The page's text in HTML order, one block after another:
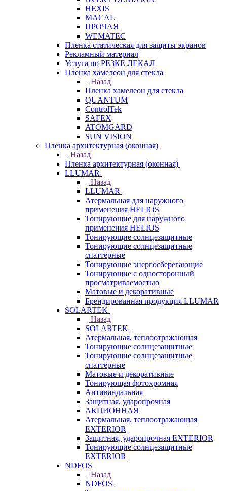
HEXIS
MACAL
ПРОЧАЯ
WEMATEC
Пленка статическая для защиты экранов
Рекламный материал
Услуга по РЕЗКЕ ЛЕКАЛ
Пленка хамелеон для стекла
Назад
Пленка хамелеон для стекла
QUANTUM
ControlTek
SAFEX
ATOMGARD
SUN VISION
Пленка архитектурная (оконная)
Назад
Пленка архитектурная (оконная)
LLUMAR
Назад
LLUMAR
Атермальная для наружного
применения HELIOS
Тонирующие для наружного
применения HELIOS
Тонирующие солнцезащитные
Тонирующие солнцезащитные
спаттерные
Тонирующие энергосберегающие
Тонирующие с односторонный
просматриваемостью
Матовые и декоративные
Брендированная продукция LLUMAR
SOLARTEK
Назад
SOLARTEK
Атермальная, теплоотражающая
Тонирующие солнцезащитные
Тонирующие солнцезащитные
спаттерные
Матовые и декоративные
Тонирующая фотохромная
Антивандальная
Защитная, ударопрочная
АКЦИОННАЯ
Атермальная, теплоотражающая
EXTERIOR
Защитная, ударопрочная EXTERIOR
Тонирующие солнцезащитные
EXTERIOR
NDFOS
Назад
NDFOS